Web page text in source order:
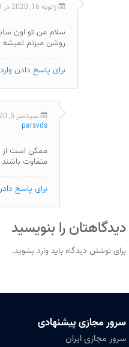
ژانویه 16, 2020 در 10:59 ب.ظ
سلام من تو اون
روشن میزنم نمیشه
برای پاسخ دادن
سپتامبر 5, 2020 در 7:39 ب.ظ
parsvds
ممکن است از
متفاوت باشند
برای پاسخ
دیدگاهتان را بنویسید
برای نوشتن دیدگاه بایدوارد بشوید.
سرور مجازی پیشنهادی
سرور مجازی ایران